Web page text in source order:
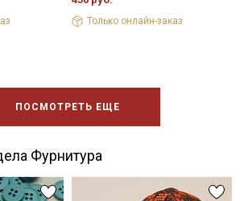
Только онлайн-заказ
ПОСМОТРЕТЬ ЕЩЕ
Фурнитура